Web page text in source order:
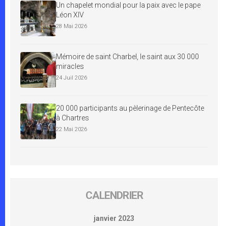
Un chapelet mondial pour la paix avec le pape
Léon XIV
28 Mai 2026
Mémoire de saint Charbel, le saint aux 30 000
miracles
24 Juil 2026
20 000 participants au pèlerinage de Pentecôte
à Chartres
22 Mai 2026
CALENDRIER
janvier 2023